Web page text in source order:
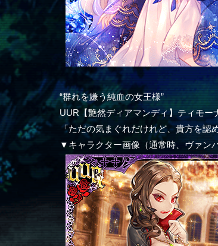
“群れを嫌う純血の女王様”
UUR【艶然ディアマンディ】ティモー
「ただの気まぐれだけれど、貴方を認
▼キャラクター画像（通常時、ヴァン